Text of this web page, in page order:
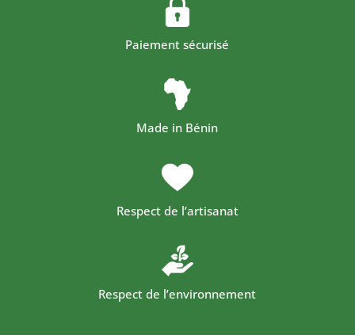
Paiement sécurisé
Made in Bénin
Respect de l’artisanat
Respect de l’environnement